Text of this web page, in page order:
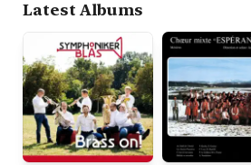
Latest Albums